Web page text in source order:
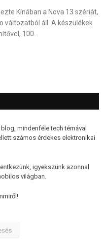
Kínában a Nova 13 szériát,
változatból áll. A készülékek
100…
mindenféle tech témával
számos érdekes elektronikai
igyekszünk azonnal
világban.